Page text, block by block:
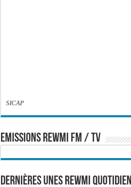
SICAP
EMISSIONS REWMI FM / TV
Dernières Unes Rewmi Quotidien